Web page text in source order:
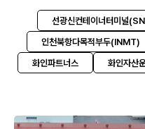
선광신컨테이너터미널
인천북항다목적부두(INMT)
화인파트너스
화인자산